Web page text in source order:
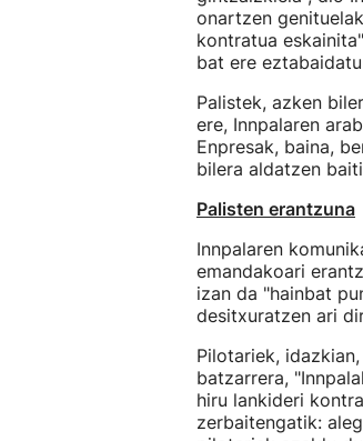
onartzen
kontratua
bat ere
Palistek, azken
ere, Innpalaren
Enpresak, baina,
bilera aldatzen
Palisten erantzuna
Innpalaren
emandakoari
izan da "hainbat
desitxuratzen ari
Pilotariek,
batzarrera,
hiru lankideri
zerbaitengatik: